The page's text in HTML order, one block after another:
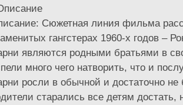
Сюжетная линия фильма
гангстерах 1960-х годов –
являются родными братьями в
много чего натворить, что и
росли в обычной и достаточно не
старались все детям достать,